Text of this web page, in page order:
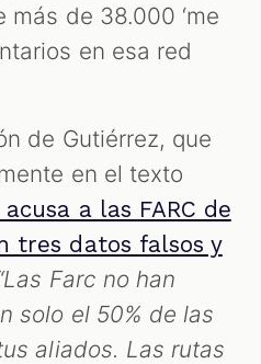
más de 38.000 ‘me
en esa red
de Gutiérrez, que
en el texto
a las FARC de
tres datos falsos y
Farc no han
solo el 50% de las
aliados. Las rutas